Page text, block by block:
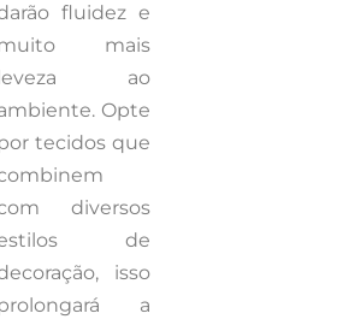
fluidez e
mais
leveza ao
Opte
tecidos que
diversos
de
isso
a